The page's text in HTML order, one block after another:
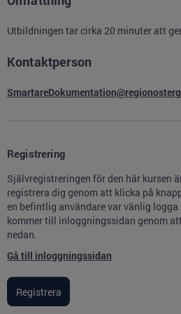
Utbildningen tar cirka 20 minuter att
Kontaktperson
Registrering
Självregistreringen för den här kursen
registrera dig genom att klicka på
en befintlig användare var vänlig logga
kommer till inloggningssidan genom
nedan.
Gå till inloggningssidan